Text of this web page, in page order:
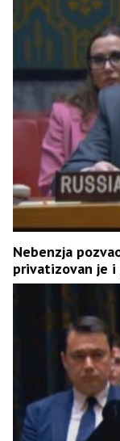
Nebenzja
privatizovan je